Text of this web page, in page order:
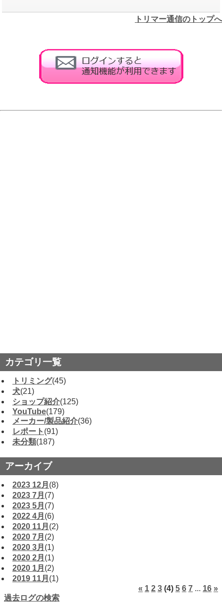
トリマー通信のトップへ
カテゴリ一覧
トリミング(45)
犬(21)
ショップ紹介(125)
YouTube(179)
メーカー/製品紹介(36)
レポート (91)
未分類(187)
アーカイブ
2023 12月 (8)
2023 7月 (7)
2023 5月 (7)
2022 4月 (6)
2020 11月 (2)
2020 7月 (2)
2020 3月 (1)
2020 2月 (1)
2020 1月 (2)
2019 11月 (1)
« 1 2 3 (4) 5 6 7 ... 16 »
過去ログの検索